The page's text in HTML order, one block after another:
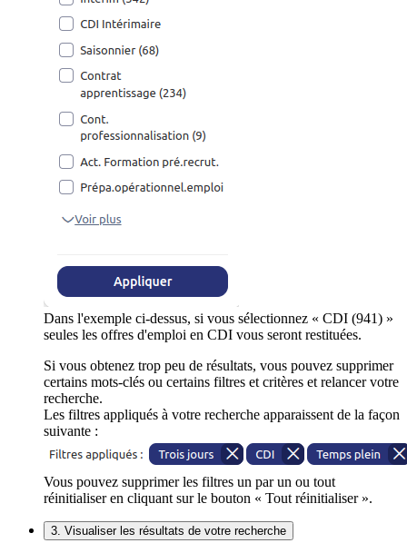
Dans l'exemple ci-dessus, si vous sélectionnez « CDI (941) »
seules les offres d'emploi en CDI vous seront restituées.
Si vous obtenez trop peu de résultats, vous pouvez supprimer
certains mots-clés ou certains filtres et critères et relancer votre
recherche.
Les filtres appliqués à votre recherche apparaissent de la façon
suivante :
Vous pouvez supprimer les filtres un par un ou tout
réinitialiser en cliquant sur le bouton « Tout réinitialiser ».
3. Visualiser les résultats de votre recherche